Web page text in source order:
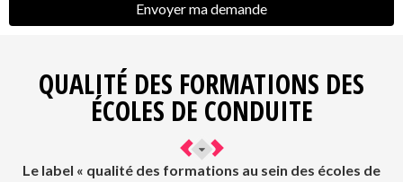
QUALITÉ DES FORMATIONS DES
ÉCOLES DE CONDUITE
Le label « qualité des formations au sein des écoles de